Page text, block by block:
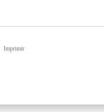
Imprimir